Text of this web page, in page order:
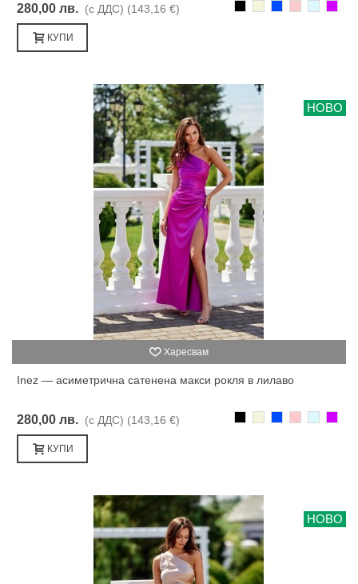
280,00 лв. (с ДДС) (143,16 €)
КУПИ
НОВО
Харесвам
Inez — асиметрична сатенена макси рокля в лилаво
280,00 лв. (с ДДС) (143,16 €)
КУПИ
НОВО